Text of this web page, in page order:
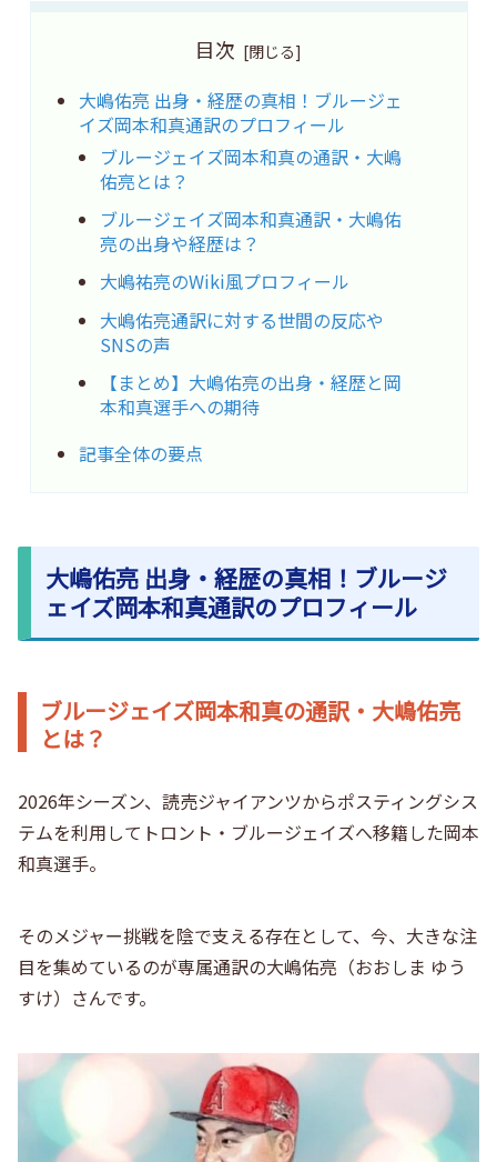
目次
大嶋佑亮 出身・経歴の真相！ブルージェ
イズ岡本和真通訳のプロフィール
ブルージェイズ岡本和真の通訳・大嶋
佑亮とは？
ブルージェイズ岡本和真通訳・大嶋佑
亮の出身や経歴は？
大嶋祐亮のWiki風プロフィール
大嶋佑亮通訳に対する世間の反応や
SNSの声
【まとめ】大嶋佑亮の出身・経歴と岡
本和真選手への期待
記事全体の要点
大嶋佑亮 出身・経歴の真相！ブルージ
ェイズ岡本和真通訳のプロフィール
ブルージェイズ岡本和真の通訳・大嶋佑亮
とは？
2026年シーズン、読売ジャイアンツからポスティングシス
テムを利用してトロント・ブルージェイズへ移籍した岡本
和真選手。
そのメジャー挑戦を陰で支える存在として、今、大きな注
目を集めているのが専属通訳の大嶋佑亮（おおしま ゆう
すけ）さんです。